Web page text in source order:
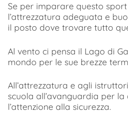
Se per imparare questo
l’attrezzatura adeguata e
il posto dove trovare tutto
Al vento ci pensa il Lago di
mondo per le sue brezze
All’attrezzatura e agli
scuola all’avanguardia per
l’attenzione alla sicurezza.